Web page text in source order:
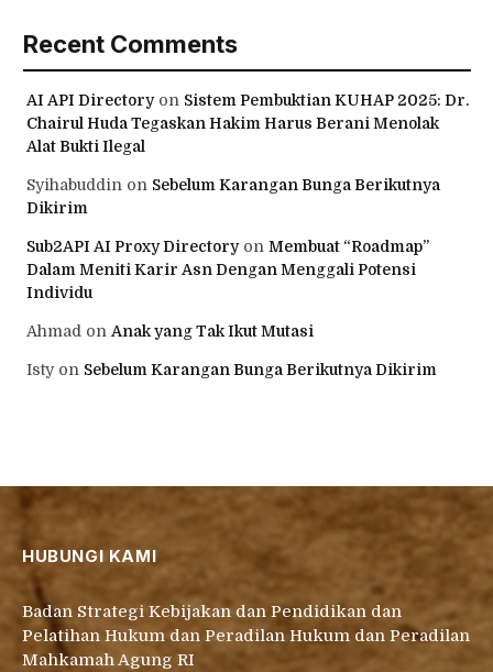
Recent Comments
AI API Directoryon Sistem Pembuktian KUHAP 2025: Dr.
Chairul Huda Tegaskan Hakim Harus Berani Menolak
Alat Bukti Ilegal
Syihabuddin on Sebelum Karangan Bunga Berikutnya
Dikirim
Sub2API AI Proxy Directoryon Membuat “Roadmap”
Dalam Meniti Karir Asn Dengan Menggali Potensi
Individu
Ahmad on Anak yang Tak Ikut Mutasi
Istyon Sebelum Karangan Bunga Berikutnya Dikirim
HUBUNGI KAMI
Badan Strategi Kebijakan dan Pendidikan dan
Pelatihan Hukum dan Peradilan Hukum dan Peradilan
Mahkamah Agung RI